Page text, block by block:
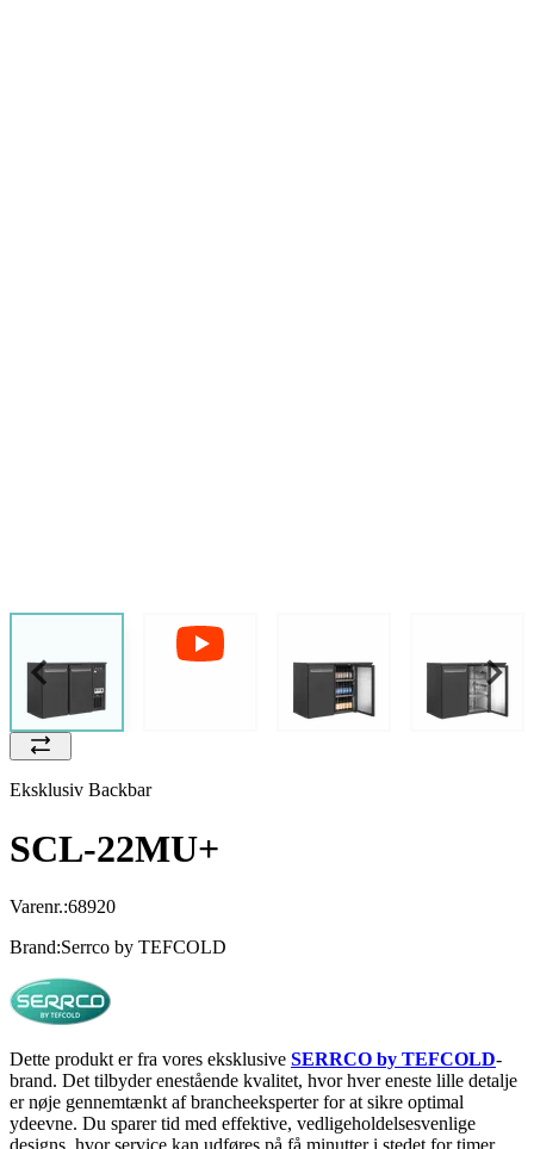
Eksklusiv Backbar
SCL-22MU+
Varenr.:68920
Brand:Serrco by TEFCOLD
Dette produkt er fra vores eksklusive SERRCO by TEFCOLD-
brand. Det tilbyder enestående kvalitet, hvor hver eneste lille detalje
er nøje gennemtænkt af brancheeksperter for at sikre optimal
ydeevne. Du sparer tid med effektive, vedligeholdelsesvenlige